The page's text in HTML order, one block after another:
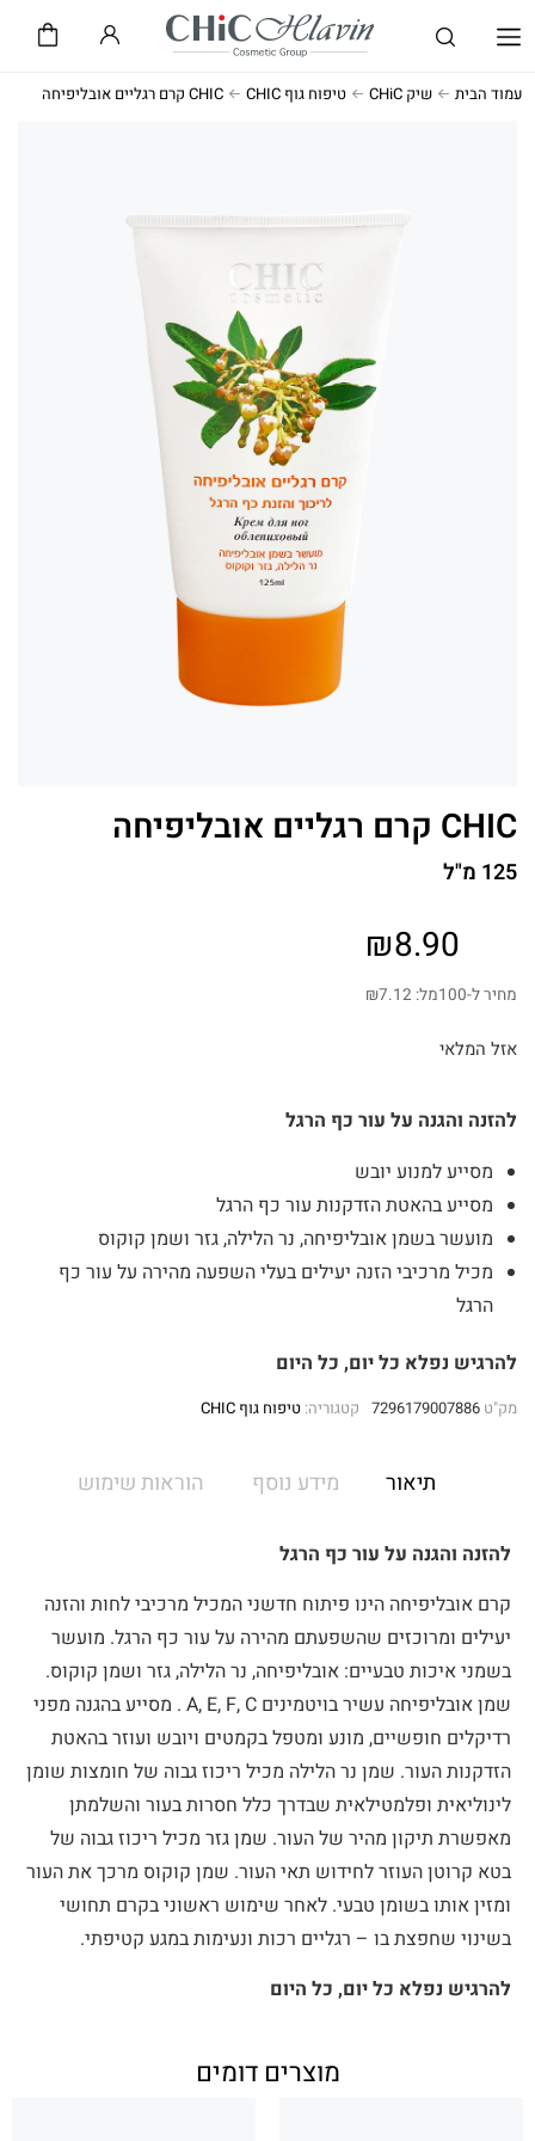
עמוד הבית שיק CHiC טיפוח גוף CHIC CHIC קרם רגליים אובליפיחה
CHIC קרם רגליים אובליפיחה
125 מ"ל
₪8.90
מחיר ל-100מל: ₪7.12
אזל המלאי
להזנה והגנה על עור כף הרגל
מסייע למנוע יובש
מסייע בהאטת הזדקנות עור כף הרגל
מועשר בשמן אובליפיחה, נר הלילה, גזר ושמן קוקוס
מכיל מרכיבי הזנה יעילים בעלי השפעה מהירה על עור כף
הרגל
להרגיש נפלא כל יום, כל היום
מק"ט 7296179007886 קטגוריה: טיפוח גוף CHIC
תיאור מידע נוסף הוראות שימוש
להזנה והגנה על עור כף הרגל
קרם אובליפיחה הינו פיתוח חדשני המכיל מרכיבי לחות והזנה
יעילים ומרוכזים שהשפעתם מהירה על עור כף הרגל. מועשר
בשמני איכות טבעיים: אובליפיחה, נר הלילה, גזר ושמן קוקוס.
שמן אובליפיחה עשיר בויטמינים A, E, F, C . מסייע בהגנה מפני
רדיקלים חופשיים, מונע ומטפל בקמטים ויובש ועוזר בהאטת
הזדקנות העור. שמן נר הלילה מכיל ריכוז גבוה של חומצות שומן
לינוליאית ופלמטילאית שבדרך כלל חסרות בעור והשלמתן
מאפשרת תיקון מהיר של העור. שמן גזר מכיל ריכוז גבוה של
בטא קרוטן העוזר לחידוש תאי העור. שמן קוקוס מרכך את העור
ומזין אותו בשומן טבעי. לאחר שימוש ראשוני בקרם תחושי
בשינוי שחפצת בו – רגליים רכות ונעימות במגע קטיפתי.
להרגיש נפלא כל יום, כל היום
מוצרים דומים